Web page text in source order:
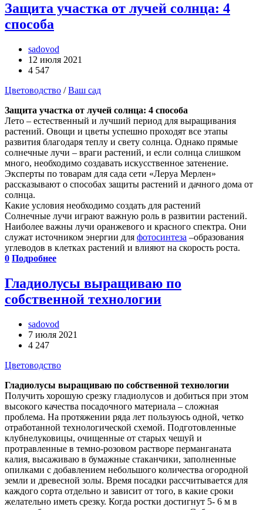
Защита участка от лучей солнца: 4
способа
sadovod
12 июля 2021
4 547
Цветоводство /Ваш сад
Защита участка от лучей солнца: 4 способа
Лето – естественный и лучший период для выращивания
растений. Овощи и цветы успешно проходят все этапы
развития благодаря теплу и свету солнца. Однако прямые
солнечные лучи – враги растений, и если солнца слишком
много, необходимо создавать искусственное затенение.
Эксперты по товарам для сада сети «Леруа Мерлен»
рассказывают о способах защиты растений и дачного дома от
солнца.
Какие условия необходимо создать для растений
Солнечные лучи играют важную роль в развитии растений.
Наиболее важны лучи оранжевого и красного спектра. Они
служат источником энергии для фотосинтеза –образования
углеводов в клетках растений и влияют на скорость роста.
0 Подробнее
Гладиолусы выращиваю по
собственной технологии
sadovod
7 июля 2021
4 247
Цветоводство
Гладиолусы выращиваю по собственной технологии
Получить хорошую срезку гладиолусов и добиться при этом
высокого качества посадочного материала – сложная
проблема. На протяжении ряда лет пользуюсь одной, четко
отработанной технологической схемой. Подготовленные
клубнелуковицы, очищенные от старых чешуй и
протравленные в темно-розовом растворе перманганата
калия, высаживаю в бумажные стаканчики, заполненные
опилками с добавлением небольшого количества огородной
земли и древесной золы. Время посадки рассчитывается для
каждого сорта отдельно и зависит от того, в какие сроки
желательно иметь срезку. Когда ростки достигнут 5- 6 м в